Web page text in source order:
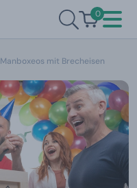
0
Manboxeos mit Brecheisen